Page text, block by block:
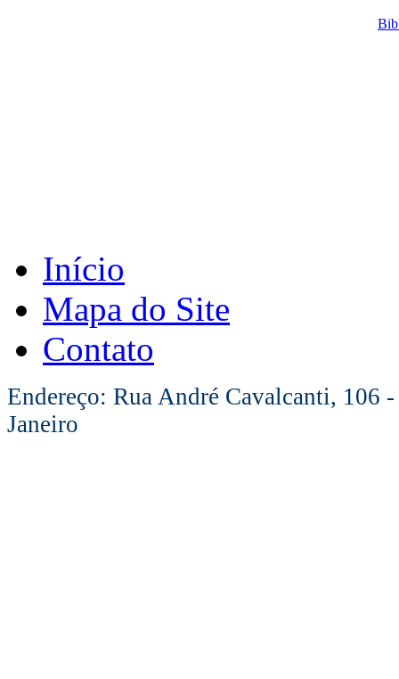
Início
Mapa do Site
Contato
Endereço: Rua André Cavalcanti, 106
Janeiro